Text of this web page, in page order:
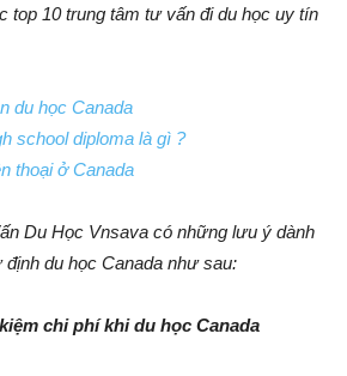
top 10 trung tâm tư vấn đi du học uy tín
du học Canada
school diploma là gì ?
thoại ở Canada
Du Học Vnsava có những lưu ý dành
du học Canada như sau:
chi phí khi du học Canada